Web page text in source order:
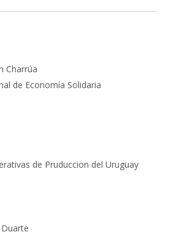
Charrúa
de Economía Solidaria
de Pruduccion del Uruguay